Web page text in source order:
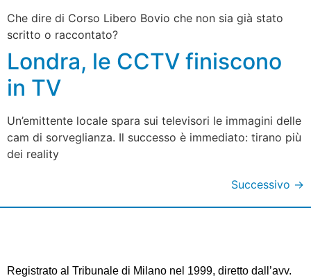
Che dire di Corso Libero Bovio che non sia già stato
scritto o raccontato?
Londra, le CCTV finiscono
in TV
Un’emittente locale spara sui televisori le immagini delle
cam di sorveglianza. Il successo è immediato: tirano più
dei reality
Successivo →
Registrato al Tribunale di Milano nel 1999, diretto dall’avv.